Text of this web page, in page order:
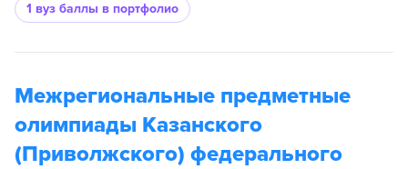
1 вуз баллы в портфолио
Межрегиональные предметные
олимпиады Казанского
(Приволжского) федерального